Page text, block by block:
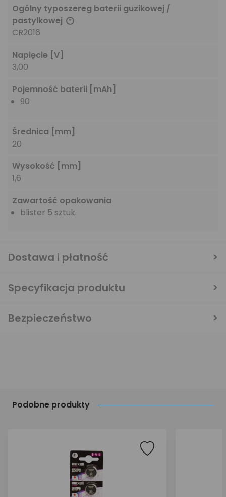
Podobne produkty
Ogólny typoszereg baterii guzikowej /
pastylkowej
CR2016
Napięcie [V]
3,00
Pojemność baterii [mAh]
90
Średnica [mm]
20
Wysokość [mm]
1,6
Zawartość opakowania
blister 5 sztuk.
Dostawa i płatność
Specyfikacja produktu
Bezpieczeństwo